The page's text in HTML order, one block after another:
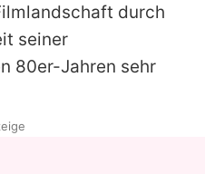
durch
seiner
80er-Jahren sehr